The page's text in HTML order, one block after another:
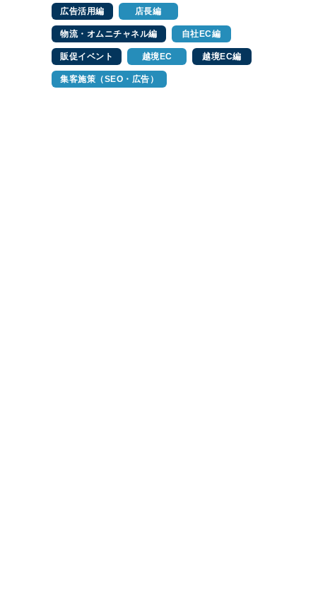
広告活用編 店長編
物流・オムニチャネル編 自社EC編
販促イベント 越境EC 越境EC編
集客施策（SEO・広告）